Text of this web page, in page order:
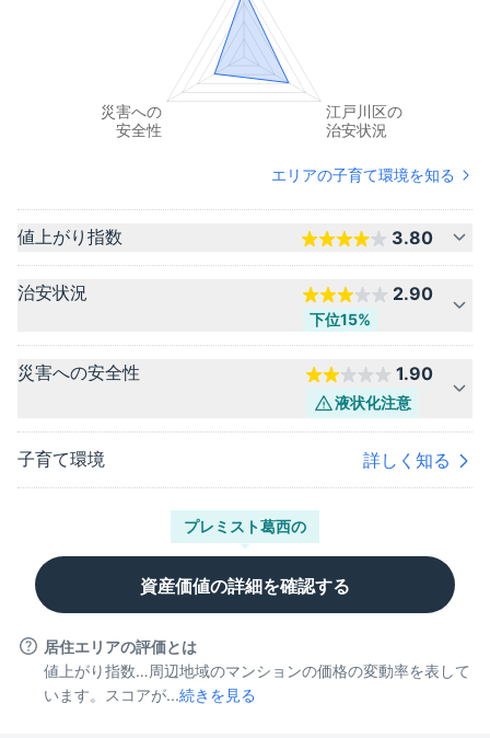
エリアの子育て環境を知る
値上がり指数 3.80
治安状況 2.90
下位15%
災害への安全性 1.90
液状化注意
子育て環境 詳しく知る
プレミスト葛西の
資産価値の詳細を確認する
居住エリアの評価とは
値上がり指数…周辺地域のマンションの価格の変動率を表して
います。スコアが...続きを見る